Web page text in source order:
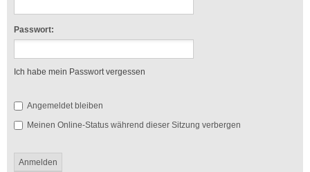
Passwort:
Ich habe mein Passwort vergessen
Angemeldet bleiben
Meinen Online-Status während dieser Sitzung verbergen